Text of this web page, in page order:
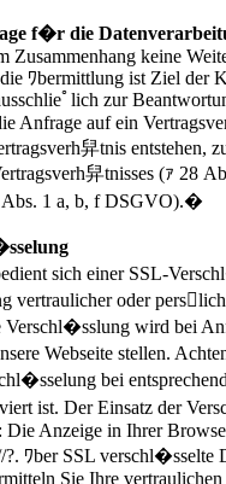
f�r die
Zusammenhang keine
ﾜbermittlung ist Ziel der
ﾟlich zur
Anfrage auf ein
舁tnis entstehen,
舁tnisses (ｧ 28
Abs. 1 a, b, f DSGVO).�
sich einer SSL-
vertraulicher oder
Verschl�sslung wird bei
Webseite stellen.
bei
ist. Der Einsatz der
Die Anzeige in Ihrer
?. ﾜber SSL verschl�sselte
Sie Ihre